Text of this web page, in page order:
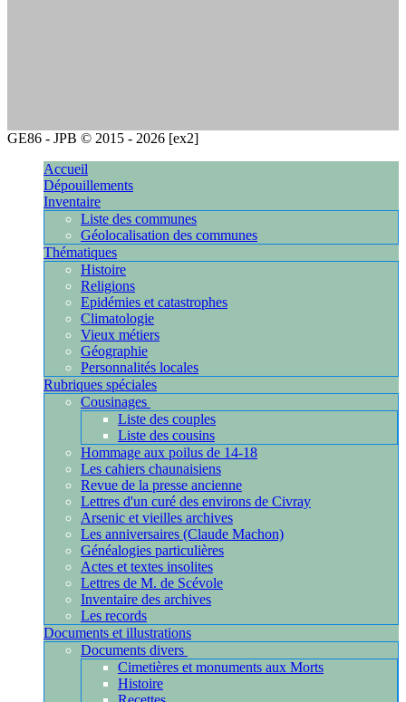
GE86 - JPB © 2015 - 2026 [ex2]
Accueil
Dépouillements
Inventaire
Liste des communes
Géolocalisation des communes
Thématiques
Histoire
Religions
Epidémies et catastrophes
Climatologie
Vieux métiers
Géographie
Personnalités locales
Rubriques spéciales
Cousinages
Liste des couples
Liste des cousins
Hommage aux poilus de 14-18
Les cahiers chaunaisiens
Revue de la presse ancienne
Lettres d'un curé des environs de Civray
Arsenic et vieilles archives
Les anniversaires (Claude Machon)
Généalogies particulières
Actes et textes insolites
Lettres de M. de Scévole
Inventaire des archives
Les records
Documents et illustrations
Documents divers
Cimetières et monuments aux Morts
Histoire